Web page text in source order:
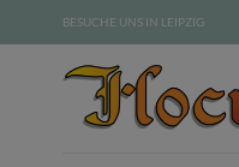
Inhalt
springen
BESUCHE UNS IN LEIPZIG